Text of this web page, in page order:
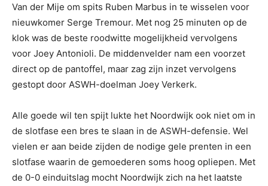
Van der Mije om spits Ruben Marbus in te wisselen voor
nieuwkomer Serge Tremour. Met nog 25 minuten op de
klok was de beste roodwitte mogelijkheid vervolgens
voor Joey Antonioli. De middenvelder nam een voorzet
direct op de pantoffel, maar zag zijn inzet vervolgens
gestopt door ASWH-doelman Joey Verkerk.
Alle goede wil ten spijt lukte het Noordwijk ook niet om in
de slotfase een bres te slaan in de ASWH-defensie. Wel
vielen er aan beide zijden de nodige gele prenten in een
slotfase waarin de gemoederen soms hoog opliepen. Met
de 0-0 einduitslag mocht Noordwijk zich na het laatste